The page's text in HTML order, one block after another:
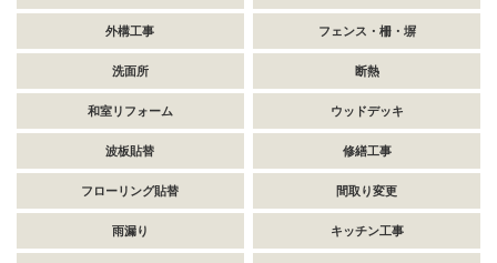
外構工事 フェンス・柵・塀
洗面所 断熱
和室リフォーム ウッドデッキ
波板貼替 修繕工事
フローリング貼替 間取り変更
雨漏り キッチン工事